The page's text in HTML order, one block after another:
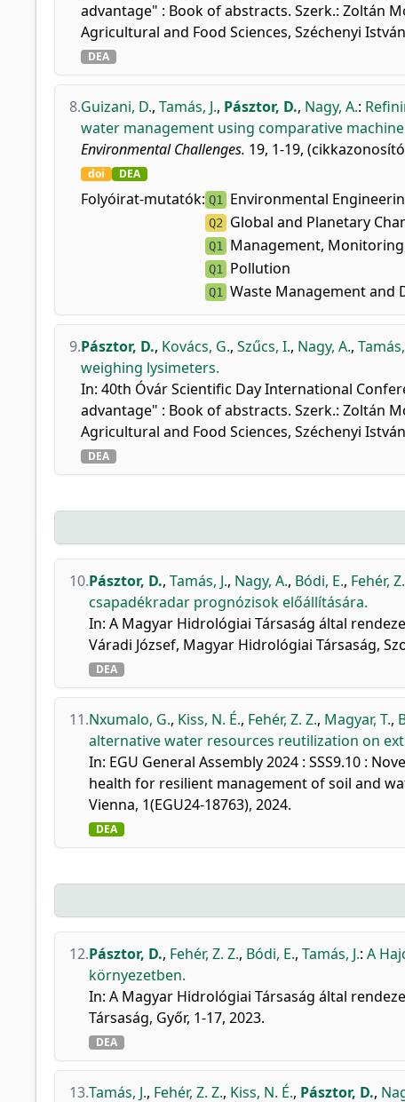
advantage" : Book of abstracts. Szerk.: Zoltán
Agricultural and Food Sciences, Széchenyi
DEA
8.Guizani, D., Tamás, J., Pásztor, D., Nagy, A.:
water management using comparative
Environmental Challenges. 19, 1-19,
doi DEA
Folyóirat-mutatók: Q1 Environmental
Q2 Global and Planetary
Q1 Management,
Q1 Pollution
Q1 Waste Management and
9.Pásztor, D., Kovács, G., Szűcs, I., Nagy, A., Tamás,
weighing lysimeters.
In: 40th Óvár Scientific Day International
advantage" : Book of abstracts. Szerk.: Zoltán
Agricultural and Food Sciences, Széchenyi
DEA
10.Pásztor, D., Tamás, J., Nagy, A., Bódi, E., Fehér,
csapadékradar prognózisok előállítására.
In: A Magyar Hidrológiai Társaság által
Váradi József, Magyar Hidrológiai Társaság,
DEA
11.Nxumalo, G., Kiss, N. É., Fehér, Z. Z., Magyar, T.,
alternative water resources reutilization on
In: EGU General Assembly 2024 : SSS9.10 :
health for resilient management of soil and
Vienna, 1(EGU24-18763), 2024.
DEA
12.Pásztor, D., Fehér, Z. Z., Bódi, E., Tamás, J.: A
környezetben.
In: A Magyar Hidrológiai Társaság által
Társaság, Győr, 1-17, 2023.
DEA
13.Tamás, J., Fehér, Z. Z., Kiss, N. É., Pásztor, D.,